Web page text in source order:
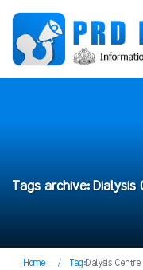
Tags archive: Dialysis
Home / Tag:Dialysis Centre